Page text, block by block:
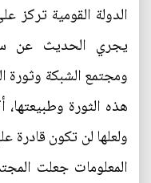
الدولة القومية تركز
يجري الحديث عن
ومجتمع الشبكة وثورة
هذه الثورة وطبيعتها،
ولعلها لن تكون قادرة
المعلومات جعلت